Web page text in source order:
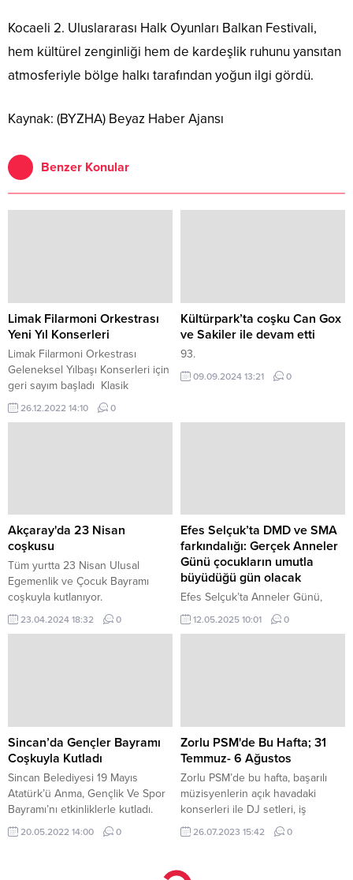
Kocaeli 2. Uluslararası Halk Oyunları Balkan Festivali,
hem kültürel zenginliği hem de kardeşlik ruhunu yansıtan
atmosferiyle bölge halkı tarafından yoğun ilgi gördü.
Kaynak: (BYZHA) Beyaz Haber Ajansı
Benzer Konular
Limak Filarmoni Orkestrası
Yeni Yıl Konserleri
Limak Filarmoni Orkestrası
Geleneksel Yılbaşı Konserleri için
geri sayım başladı Klasik
“3Tenor” Konserleri’ni bir üst
çıtaya taşıyacak dünyaca ünlü
26.12.2022 14:10 0
Kültürpark’ta coşku Can Gox
ve Sakiler ile devam etti
93.
09.09.2024 13:21 0
Akçaray'da 23 Nisan
coşkusu
Tüm yurtta 23 Nisan Ulusal
Egemenlik ve Çocuk Bayramı
coşkuyla kutlanıyor.
23.04.2024 18:32 0
Efes Selçuk’ta DMD ve SMA
farkındalığı: Gerçek Anneler
Günü çocukların umutla
büyüdüğü gün olacak
Efes Selçuk’ta Anneler Günü,
Ahmet Ferahlı Parkı’nda
düzenlenen Anneler Günü çayı
12.05.2025 10:01 0
Sincan’da Gençler Bayramı
Coşkuyla Kutladı
Sincan Belediyesi 19 Mayıs
Atatürk’ü Anma, Gençlik Ve Spor
Bayramı’nı etkinliklerle kutladı.
20.05.2022 14:00 0
Zorlu PSM'de Bu Hafta; 31
Temmuz- 6 Ağustos
Zorlu PSM’de bu hafta, başarılı
müzisyenlerin açık havadaki
konserleri ile DJ setleri, iş
çıkışlarının vazgeçilmezi
Afterwork etkinlikleri ve çok daha
mekanı Vestel Amfi’de
26.07.2023 15:42 0